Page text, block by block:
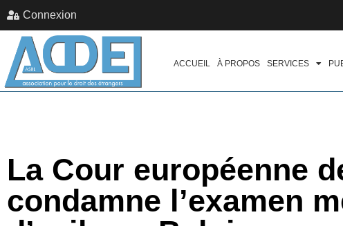
Connexion
ACCUEIL À PROPOS SERVICES
La Cour européenne
condamne l’examen